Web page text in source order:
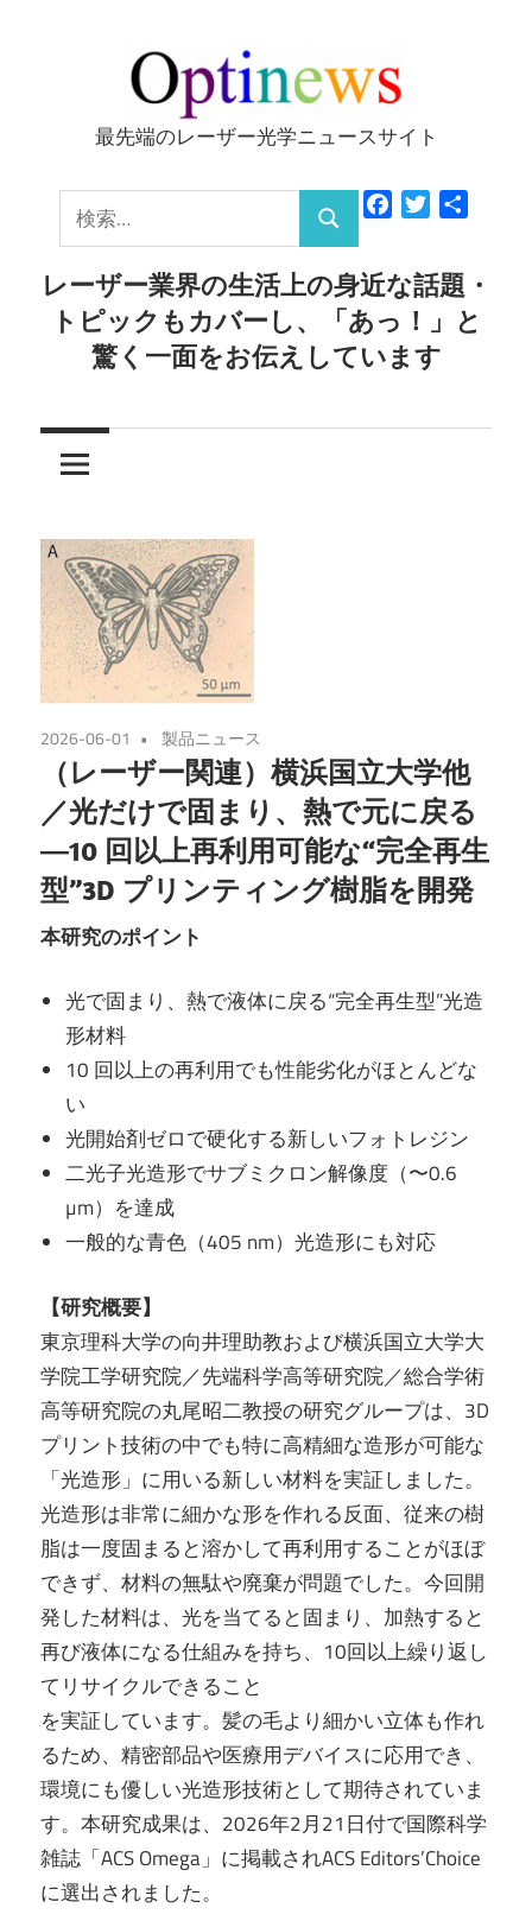
ッ
Optinews
最先端のレーザー光学ニュースサイト
索:
検
索
FacebookTwitter
レーザー業界の生活上の身近な話題・
トピックもカバーし、「あっ！」と
驚く一面をお伝えしています
2026-06-01 製品ニュース
（レーザー関連）横浜国立大学他
／光だけで固まり、熱で元に戻る
―10 回以上再利用可能な“完全再生
型”3D プリンティング樹脂を開発
本研究のポイント
光で固まり、熱で液体に戻る“完全再生型”光造
形材料
10 回以上の再利用でも性能劣化がほとんどな
い
光開始剤ゼロで硬化する新しいフォトレジン
二光子光造形でサブミクロン解像度（〜0.6
µm）を達成
一般的な青色（405 nm）光造形にも対応
【研究概要】
東京理科大学の向井理助教および横浜国立大学大
学院工学研究院／先端科学高等研究院／総合学術
高等研究院の丸尾昭二教授の研究グループは、3D
プリント技術の中でも特に高精細な造形が可能な
「光造形」に用いる新しい材料を実証しました。
光造形は非常に細かな形を作れる反面、従来の樹
脂は一度固まると溶かして再利用することがほぼ
できず、材料の無駄や廃棄が問題でした。今回開
発した材料は、光を当てると固まり、加熱すると
再び液体になる仕組みを持ち、10回以上繰り返し
てリサイクルできること
を実証しています。髪の毛より細かい立体も作れ
るため、精密部品や医療用デバイスに応用でき、
環境にも優しい光造形技術として期待されていま
す。本研究成果は、2026年2月21日付で国際科学
雑誌「ACS Omega」に掲載されACS Editors’Choice
に選出されました。